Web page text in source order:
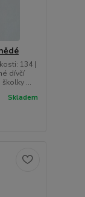
134 |
dívčí
...
Skladem